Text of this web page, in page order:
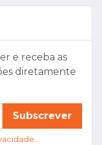
e receba as
diretamente
Subscrever
.